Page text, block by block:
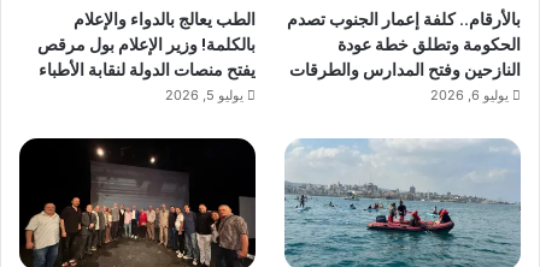
بالأرقام.. كلفة إعمار الجنوب تصدم
الحكومة وتطلق خطة عودة
النازحين وفتح المدارس والطرقات
يوليو 6, 2026
الطب يعالج بالدواء والإعلام
بالكلمة! وزير الإعلام بول مرقص
يفتح منصات الدولة لنقابة الأطباء
يوليو 5, 2026